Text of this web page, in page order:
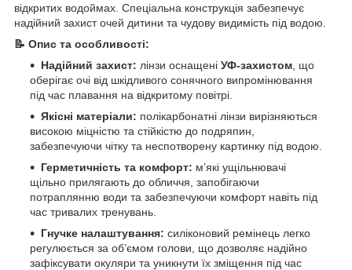
відкритих водоймах. Спеціальна конструкція забезпечує
надійний захист очей дитини та чудову видимість під водою.
📝 Опис та особливості:
Надійний захист: лінзи оснащені УФ-захистом , що
оберігає очі від шкідливого сонячного випромінювання
під час плавання на відкритому повітрі.
Якісні матеріали: полікарбонатні лінзи вирізняються
високою міцністю та стійкістю до подряпин,
забезпечуючи чітку та неспотворену картинку під водою.
Герметичність та комфорт: м’які ущільнювачі
щільно прилягають до обличчя, запобігаючи
потраплянню води та забезпечуючи комфорт навіть під
час тривалих тренувань.
Гнучке налаштування: силіконовий ремінець легко
регулюється за об’ємом голови, що дозволяє надійно
зафіксувати окуляри та уникнути їх зміщення під час